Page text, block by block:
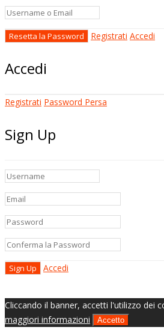
Registrati Accedi
Accedi
Registrati Password Persa
Sign Up
Accedi
Cliccando il banner, accetti l'utilizzo dei
maggiori informazioni
Accetto